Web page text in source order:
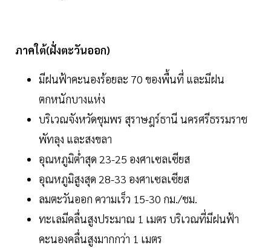
ภาคใต้(ฝั่งตะวันออก)
มีฝนฟ้าคะนองร้อยละ 70 ของพื้นที่ และมีฝน
ตกหนักบางแห่ง
บริเวณจังหวัดชุมพร สุราษฎร์ธานี นครศรีธรรมราช
พัทลุง และสงขลา
อุณหภูมิต่ำสุด 23-25 องศาเซลเซียส
อุณหภูมิสูงสุด 28-33 องศาเซลเซียส
ลมตะวันออก ความเร็ว 15-30 กม./ชม.
ทะเลมีคลื่นสูงประมาณ 1 เมตร บริเวณที่มีฝนฟ้า
คะนองคลื่นสูงมากกว่า 1 เมตร